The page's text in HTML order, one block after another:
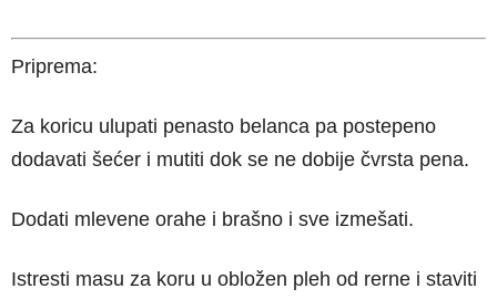
Priprema:
Za koricu ulupati penasto belanca pa postepeno
dodavati šećer i mutiti dok se ne dobije čvrsta pena.
Dodati mlevene orahe i brašno i sve izmešati.
Istresti masu za koru u obložen pleh od rerne i staviti